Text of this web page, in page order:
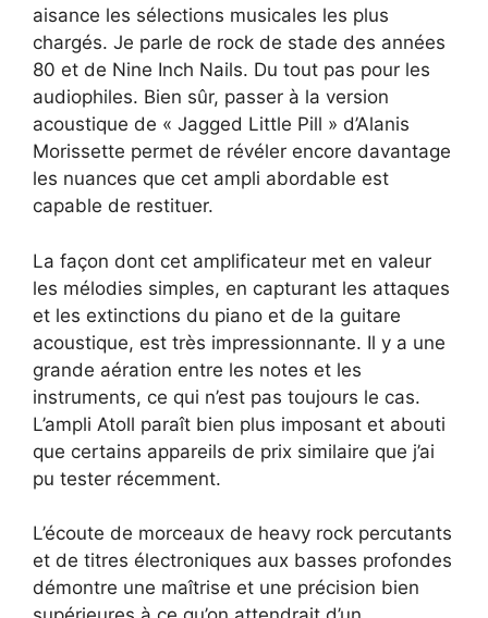
aisance les sélections musicales les plus
chargés. Je parle de rock de stade des années
80 et de Nine Inch Nails. Du tout pas pour les
audiophiles. Bien sûr, passer à la version
acoustique de « Jagged Little Pill » d’Alanis
Morissette permet de révéler encore davantage
les nuances que cet ampli abordable est
capable de restituer.
La façon dont cet amplificateur met en valeur
les mélodies simples, en capturant les attaques
et les extinctions du piano et de la guitare
acoustique, est très impressionnante. Il y a une
grande aération entre les notes et les
instruments, ce qui n’est pas toujours le cas.
L’ampli Atoll paraît bien plus imposant et abouti
que certains appareils de prix similaire que j’ai
pu tester récemment.
L’écoute de morceaux de heavy rock percutants
et de titres électroniques aux basses profondes
démontre une maîtrise et une précision bien